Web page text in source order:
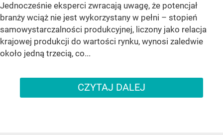
Jednocześnie eksperci zwracają uwagę, że potencjał
branży wciąż nie jest wykorzystany w pełni – stopień
samowystarczalności produkcyjnej, liczony jako relacja
krajowej produkcji do wartości rynku, wynosi zaledwie
około jedną trzecią, co...
CZYTAJ DALEJ